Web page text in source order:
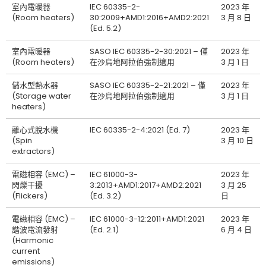
室內電暖器
(Room heaters)
IEC 60335-2-
30:2009+AMD1:2016+AMD2:2021
(Ed. 5.2)
2023 年
3 月 8 日
室內電暖器
(Room heaters)
SASO IEC 60335-2-30:2021 – 僅
在沙烏地阿拉伯強制適用
2023 年
3 月 1 日
儲水型熱水器
(Storage water
heaters)
SASO IEC 60335-2-21:2021 – 僅
在沙烏地阿拉伯強制適用
2023 年
3 月 1 日
離心式脫水機
(Spin
extractors)
IEC 60335-2-4:2021 (Ed. 7)
2023 年
3 月 10 日
電磁相容 (EMC) –
閃爍干擾
(Flickers)
IEC 61000-3-
3:2013+AMD1:2017+AMD2:2021
(Ed. 3.2)
2023 年
3 月 25
日
電磁相容 (EMC) –
諧波電流發射
(Harmonic
current
emissions)
IEC 61000-3-12:2011+AMD1:2021
(Ed. 2.1)
2023 年
6 月 4 日